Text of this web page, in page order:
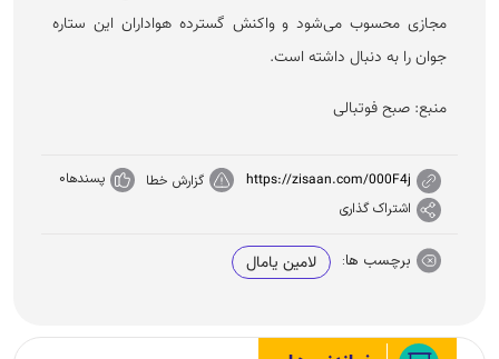
مجازی محسوب می‌شود و واکنش گسترده هواداران این ستاره
جوان را به دنبال داشته است.
منبع: صبح فوتبالی
https://zisaan.com/000F4j گزارش خطا پسندها0
اشتراک گذاری
برچسب ها: لامین یامال